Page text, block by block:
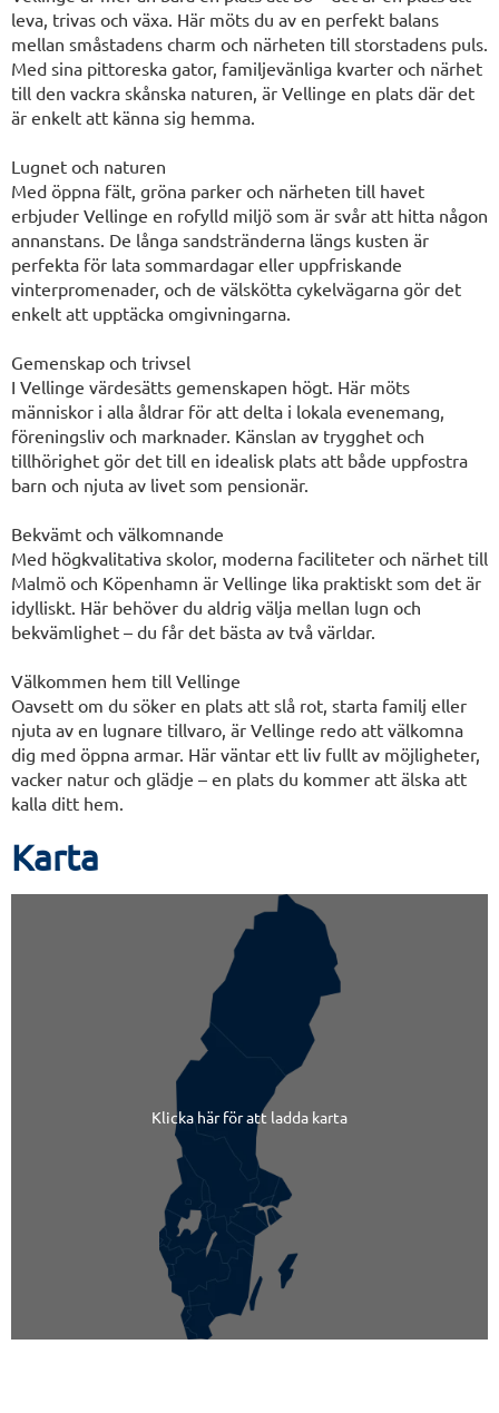
leva, trivas och växa. Här möts du av en perfekt balans
mellan småstadens charm och närheten till storstadens puls.
Med sina pittoreska gator, familjevänliga kvarter och närhet
till den vackra skånska naturen, är Vellinge en plats där det
är enkelt att känna sig hemma.
Lugnet och naturen
Med öppna fält, gröna parker och närheten till havet
erbjuder Vellinge en rofylld miljö som är svår att hitta någon
annanstans. De långa sandstränderna längs kusten är
perfekta för lata sommardagar eller uppfriskande
vinterpromenader, och de välskötta cykelvägarna gör det
enkelt att upptäcka omgivningarna.
Gemenskap och trivsel
I Vellinge värdesätts gemenskapen högt. Här möts
människor i alla åldrar för att delta i lokala evenemang,
föreningsliv och marknader. Känslan av trygghet och
tillhörighet gör det till en idealisk plats att både uppfostra
barn och njuta av livet som pensionär.
Bekvämt och välkomnande
Med högkvalitativa skolor, moderna faciliteter och närhet till
Malmö och Köpenhamn är Vellinge lika praktiskt som det är
idylliskt. Här behöver du aldrig välja mellan lugn och
bekvämlighet – du får det bästa av två världar.
Välkommen hem till Vellinge
Oavsett om du söker en plats att slå rot, starta familj eller
njuta av en lugnare tillvaro, är Vellinge redo att välkomna
dig med öppna armar. Här väntar ett liv fullt av möjligheter,
vacker natur och glädje – en plats du kommer att älska att
kalla ditt hem.
Karta
Klicka här för att ladda karta